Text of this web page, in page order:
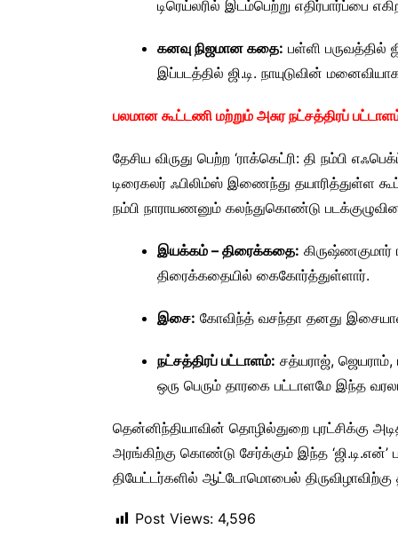
டிரெய்லரில் இடம்பெற்று எதிர்பார்ப்பை
கனவு நிஜமான கதை: பள்ளி பருவத்தில்
இப்படத்தில் ஜி.டி. நாயுடுவின்
பலமான கூட்டணி மற்றும் அசுர நட்சத்திரப்
தேசிய விருது பெற்ற ‘ராக்கெட்ரி: தி நம்பி
டிரைகலர் ஃபிலிம்ஸ் இணைந்து தயாரித்துள்ள
நம்பி நாராயணனும் கலந்துகொண்டு
இயக்கம் – திரைக்கதை:
திரைக்கதையில் கைகோர்த்துள்ளார்.
இசை: கோவிந்த் வசந்தா தனது
நட்சத்திரப் பட்டாளம்: சத்யராஜ், ஜெயராம்,
ஒரு பெரும் தாரகை பட்டாளமே இந்த
தென்னிந்தியாவின் தொழில்துறை புரட்சிக்கு
அரங்கிற்கு கொண்டு சேர்க்கும் இந்த ‘ஜி.டி.என்’
தியேட்டர்களில் ஆட்டோமொபைல் திருவிழாவிற்கு
Post Views: 4,596